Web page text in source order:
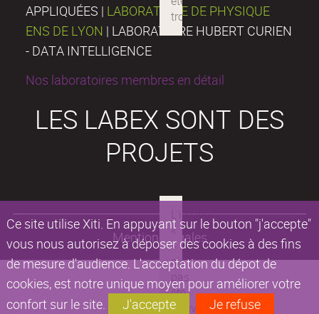
Ce site utilise Xiti. En appuyant sur le bouton "j'accepte"
vous nous autorisez à déposer des cookies à des fins
de mesure d'audience. L'acceptation du dépot de
cookies, est notre unique moyen pour améliorer votre
confort sur le site.
J'accepte Je refuse
APPLIQUÉES | LABORATOIRE DE PHYSIQUE
ENS DE LYON | LABORATOIRE HUBERT CURIEN
- DATA INTELLIGENCE
Nos laboratoires membres en détail
LES LABEX SONT DES
PROJETS
Mentions légales